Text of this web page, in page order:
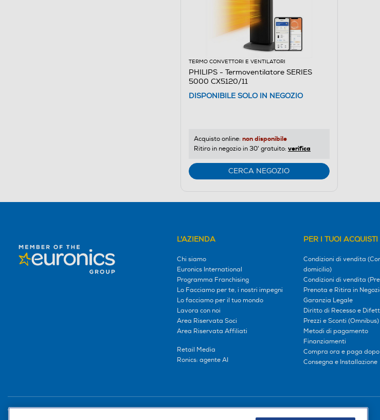
TERMO CONVETTORI E VENTILATORI
PHILIPS - Termoventilatore SERIES
5000 CX5120/11
DISPONIBILE SOLO IN NEGOZIO
Acquisto online: non disponibile
Ritiro in negozio in 30' gratuito: verifica
CERCA NEGOZIO
L'AZIENDA
Chi siamo
Euronics International
Programma Franchising
Lo Facciamo per te, i nostri impegni
Lo facciamo per il tuo mondo
Lavora con noi
Area Riservata Soci
Area Riservata Affiliati
Retail Media
Ronics: agente AI
PER I TUOI ACQUISTI
Condizioni di vendita
domicilio)
Condizioni di vendita
Prenota e Ritira in
Garanzia Legale
Diritto di Recesso e
Prezzi e Sconti (Omnibus)
Metodi di pagamento
Finanziamenti
Compra ora e paga dopo
Consegna e Installazione
Trova negozio